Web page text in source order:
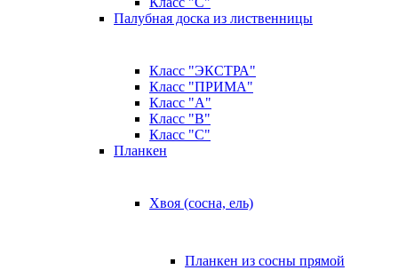
Палубная доска из лиственницы
Класс "ЭКСТРА"
Класс "ПРИМА"
Класс "А"
Класс "B"
Класс "C"
Планкен
Хвоя (сосна, ель)
Планкен из сосны прямой